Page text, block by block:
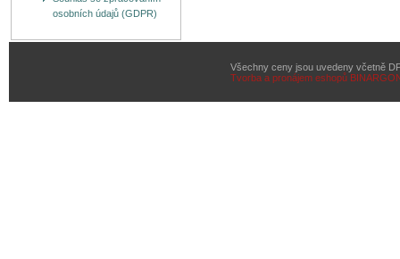
osobních údajů (GDPR)
Všechny ceny jsou uvedeny včetně
Tvorba a pronájem eshopů